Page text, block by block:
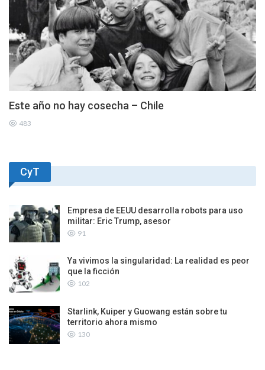
Este año no hay cosecha – Chile
483
CyT
Empresa de EEUU desarrolla robots para uso
militar: Eric Trump, asesor
91
Ya vivimos la singularidad: La realidad es peor
que la ficción
102
Starlink, Kuiper y Guowang están sobre tu
territorio ahora mismo
130